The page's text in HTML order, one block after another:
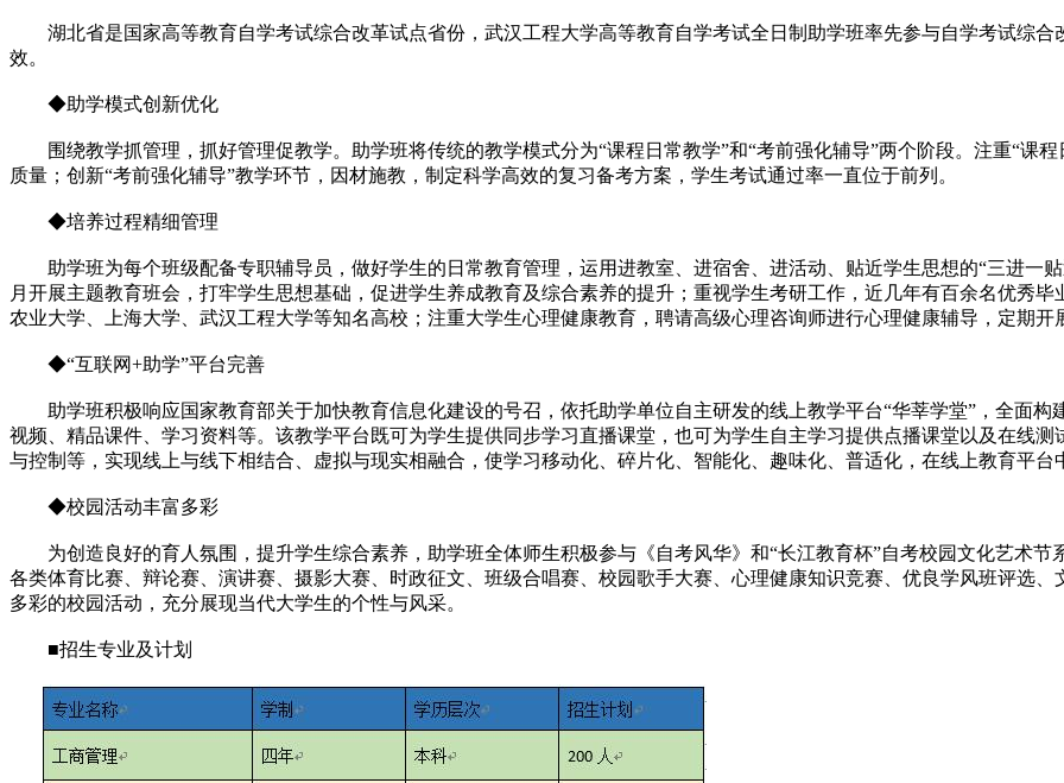
湖北省是国家高等教育自学考试综合改革试点省份，武汉工程大学高等教育自学考试全日制助学班率先参与自学考试综合
效。
◆助学模式创新优化
围绕教学抓管理，抓好管理促教学。助学班将传统的教学模式分为“课程日常教学”和“考前强化辅导”两个阶段。注重“课
质量；创新“考前强化辅导”教学环节，因材施教，制定科学高效的复习备考方案，学生考试通过率一直位于前列。
◆培养过程精细管理
助学班为每个班级配备专职辅导员，做好学生的日常教育管理，运用进教室、进宿舍、进活动、贴近学生思想的“三进一
月开展主题教育班会，打牢学生思想基础，促进学生养成教育及综合素养的提升；重视学生考研工作，近几年有百余名优秀
农业大学、上海大学、武汉工程大学等知名高校；注重大学生心理健康教育，聘请高级心理咨询师进行心理健康辅导，定期开
◆“互联网+助学”平台完善
助学班积极响应国家教育部关于加快教育信息化建设的号召，依托助学单位自主研发的线上教学平台“华莘学堂”，全面构
视频、精品课件、学习资料等。该教学平台既可为学生提供同步学习直播课堂，也可为学生自主学习提供点播课堂以及在线
与控制等，实现线上与线下相结合、虚拟与现实相融合，使学习移动化、碎片化、智能化、趣味化、普适化，在线上教育平台
◆校园活动丰富多彩
为创造良好的育人氛围，提升学生综合素养，助学班全体师生积极参与《自考风华》和“长江教育杯”自考校园文化艺术节
各类体育比赛、辩论赛、演讲赛、摄影大赛、时政征文、班级合唱赛、校园歌手大赛、心理健康知识竞赛、优良学风班评选
多彩的校园活动，充分展现当代大学生的个性与风采。
■招生专业及计划